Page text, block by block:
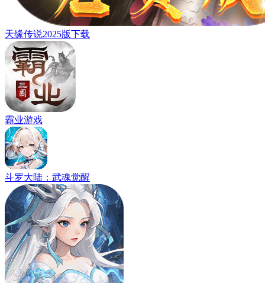
天缘传说2025版下载
霸业游戏
斗罗大陆：武魂觉醒